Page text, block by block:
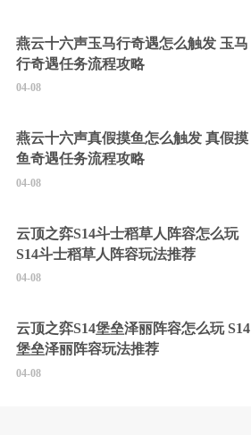
燕云十六声玉马行奇遇怎么触发 玉马
行奇遇任务流程攻略
04-08
燕云十六声真假摸鱼怎么触发 真假摸
鱼奇遇任务流程攻略
04-08
云顶之弈S14斗士稻草人阵容怎么玩
S14斗士稻草人阵容玩法推荐
04-08
云顶之弈S14堡垒泽丽阵容怎么玩 S14
堡垒泽丽阵容玩法推荐
04-08